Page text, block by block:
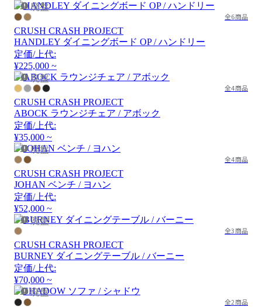
廃盤
全6商品
CRUSH CRASH PROJECT
HANDLEY ダイニングボード OP / ハンドリー
定価/上代:
¥225,000 ~
廃盤
全4商品
CRUSH CRASH PROJECT
ABOCK ラウンジチェア / アボック
定価/上代:
¥35,000 ~
廃盤
全4商品
CRUSH CRASH PROJECT
JOHAN ベンチ / ヨハン
定価/上代:
¥52,000 ~
廃盤
全3商品
CRUSH CRASH PROJECT
BURNEY ダイニングテーブル / バーニー
定価/上代:
¥70,000 ~
廃盤
全2商品